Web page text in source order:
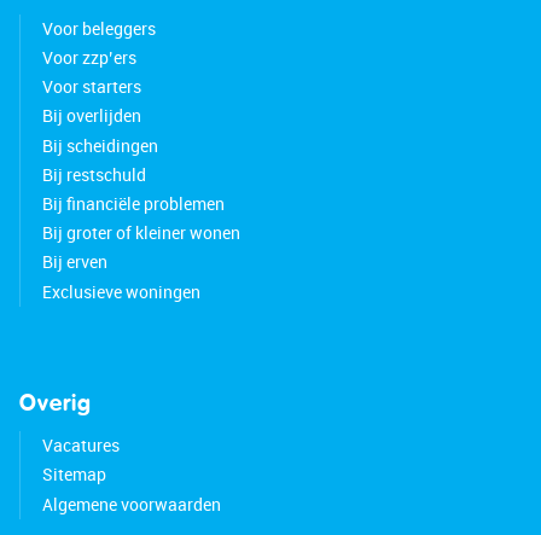
Voor beleggers
Voor zzp’ers
Voor starters
Bij overlijden
Bij scheidingen
Bij restschuld
Bij financiële problemen
Bij groter of kleiner wonen
Bij erven
Exclusieve woningen
Overig
Vacatures
Sitemap
Algemene voorwaarden